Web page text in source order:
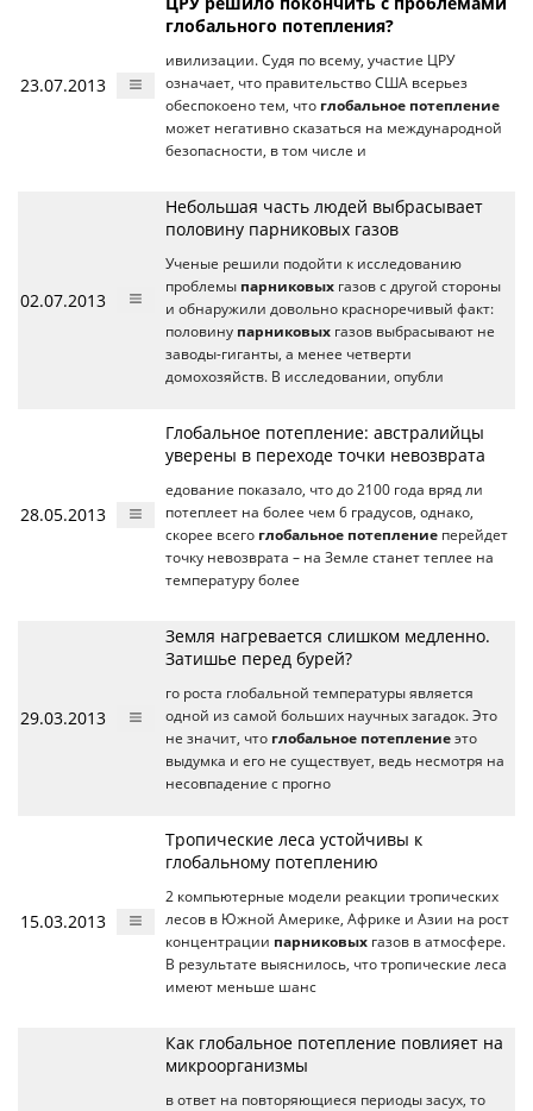
23.07.2013
глобального потепления?
ивилизации. Судя по всему, участие ЦРУ
означает, что правительство США всерьез
обеспокоено тем, что глобальное потепление
может негативно сказаться на международной
безопасности, в том числе и
02.07.2013
Небольшая часть людей выбрасывает
половину парниковых газов
Ученые решили подойти к исследованию
проблемы парниковых газов с другой стороны
и обнаружили довольно красноречивый факт:
половину парниковых газов выбрасывают не
заводы-гиганты, а менее четверти
домохозяйств. В исследовании, опубли
28.05.2013
Глобальное потепление: австралийцы
уверены в переходе точки невозврата
едование показало, что до 2100 года вряд ли
потеплеет на более чем 6 градусов, однако,
скорее всего глобальное потепление перейдет
точку невозврата – на Земле станет теплее на
температуру более
29.03.2013
Земля нагревается слишком медленно.
Затишье перед бурей?
го роста глобальной температуры является
одной из самой больших научных загадок. Это
не значит, что глобальное потепление это
выдумка и его не существует, ведь несмотря на
несовпадение с прогно
15.03.2013
Тропические леса устойчивы к
глобальному потеплению
2 компьютерные модели реакции тропических
лесов в Южной Америке, Африке и Азии на рост
концентрации парниковых газов в атмосфере.
В результате выяснилось, что тропические леса
имеют меньше шанс
Как глобальное потепление повлияет на
микроорганизмы
в ответ на повторяющиеся периоды засух, то